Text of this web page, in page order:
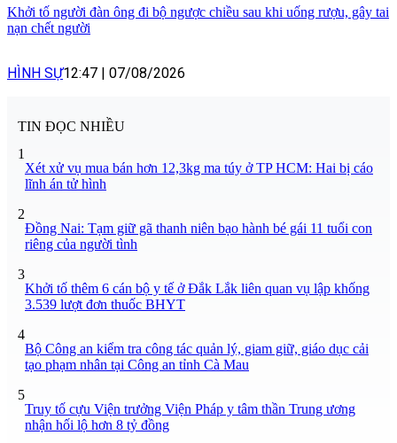
Khởi tố người đàn ông đi bộ ngược chiều sau khi uống rượu, gây tai
nạn chết người
HÌNH SỰ12:47 | 07/08/2026
TIN ĐỌC NHIỀU
1
Xét xử vụ mua bán hơn 12,3kg ma túy ở TP HCM: Hai bị cáo
lĩnh án tử hình
2
Đồng Nai: Tạm giữ gã thanh niên bạo hành bé gái 11 tuổi con
riêng của người tình
3
Khởi tố thêm 6 cán bộ y tế ở Đắk Lắk liên quan vụ lập khống
3.539 lượt đơn thuốc BHYT
4
Bộ Công an kiểm tra công tác quản lý, giam giữ, giáo dục cải
tạo phạm nhân tại Công an tỉnh Cà Mau
5
Truy tố cựu Viện trưởng Viện Pháp y tâm thần Trung ương
nhận hối lộ hơn 8 tỷ đồng